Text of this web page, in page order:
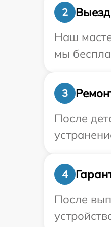
2
Наш
мы
3
После
4
После